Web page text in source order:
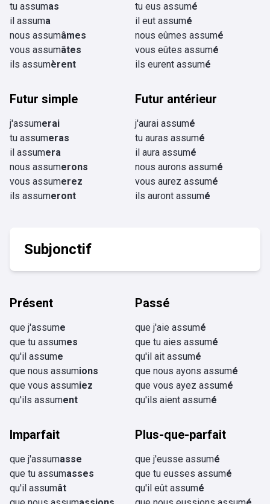
tu assumas
il assuma
nous assumâmes
vous assumâtes
ils assumèrent
tu eus assumé
il eut assumé
nous eûmes assumé
vous eûtes assumé
ils eurent assumé
Futur simple
j'assumerai
tu assumeras
il assumera
nous assumerons
vous assumerez
ils assumeront
Futur antérieur
j'aurai assumé
tu auras assumé
il aura assumé
nous aurons assumé
vous aurez assumé
ils auront assumé
Subjonctif
Présent
que j'assume
que tu assumes
qu'il assume
que nous assumions
que vous assumiez
qu'ils assument
Passé
que j'aie assumé
que tu aies assumé
qu'il ait assumé
que nous ayons assumé
que vous ayez assumé
qu'ils aient assumé
Imparfait
que j'assumasse
que tu assumasses
qu'il assumât
Plus-que-parfait
que j'eusse assumé
que tu eusses assumé
qu'il eût assumé